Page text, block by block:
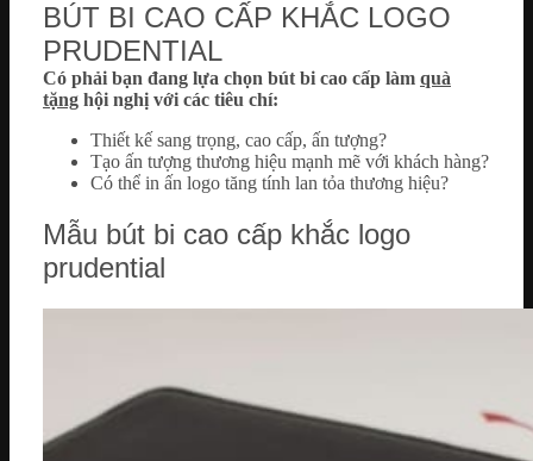
BÚT BI CAO CẤP KHẮC LOGO
PRUDENTIAL
Có phải bạn đang lựa chọn bút bi cao cấp làm quà
tặng hội nghị với các tiêu chí:
Thiết kế sang trọng, cao cấp, ấn tượng?
Tạo ấn tượng thương hiệu mạnh mẽ với khách hàng?
Có thể in ấn logo tăng tính lan tỏa thương hiệu?
Mẫu bút bi cao cấp khắc logo
prudential